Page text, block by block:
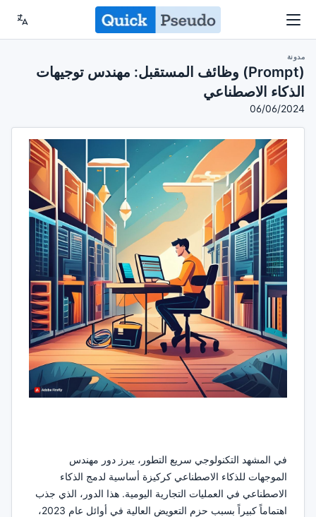
مدونة
(Prompt) وظائف المستقبل: مهندس توجيهات
الذكاء الاصطناعي
06/06/2024
في المشهد التكنولوجي سريع التطور، يبرز دور مهندس
الموجهات للذكاء الاصطناعي كركيزة أساسية لدمج الذكاء
الاصطناعي في العمليات التجارية اليومية. هذا الدور، الذي جذب
اهتماماً كبيراً بسبب حزم التعويض العالية في أوائل عام 2023،